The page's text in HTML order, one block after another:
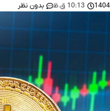
10:13 ق.ظ بدون نظر